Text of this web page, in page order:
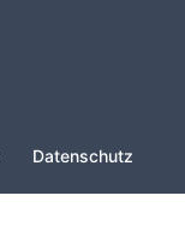
Datenschutz